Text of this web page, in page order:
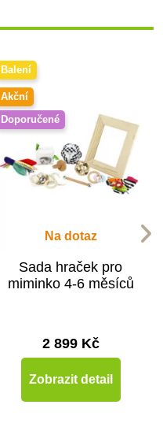
Balení
Akční
Doporučené
Na dotaz
Sada hraček pro
miminko 4-6 měsíců
2 899 Kč
Zobrazit detail